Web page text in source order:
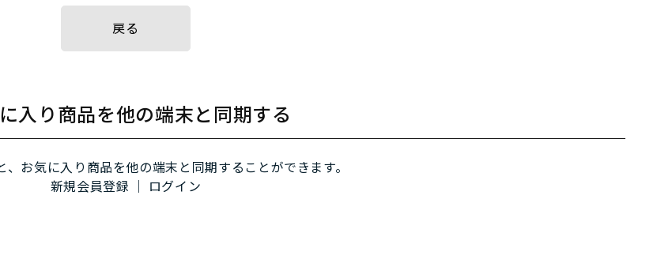
戻る
入り商品を他の端末と同期する
、お気に入り商品を他の端末と同期することができます。
新規会員登録
ログイン